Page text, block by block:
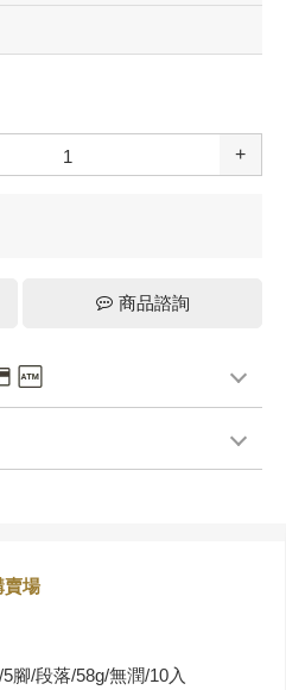
+
商品諮詢
賣場
腳/段落/58g/無潤/10入